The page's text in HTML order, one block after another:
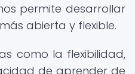
permite desarrollar
abierta y flexible.
como la flexibilidad,
de aprender de